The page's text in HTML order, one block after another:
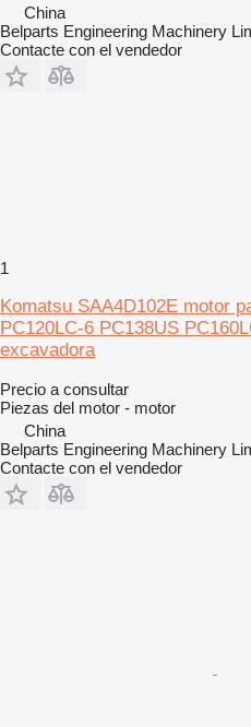
China
Belparts Engineering Machinery
Contacte con el vendedor
1
Komatsu SAA4D102E motor
PC120LC-6 PC138US
excavadora
Precio a consultar
Piezas del motor - motor
China
Belparts Engineering Machinery
Contacte con el vendedor